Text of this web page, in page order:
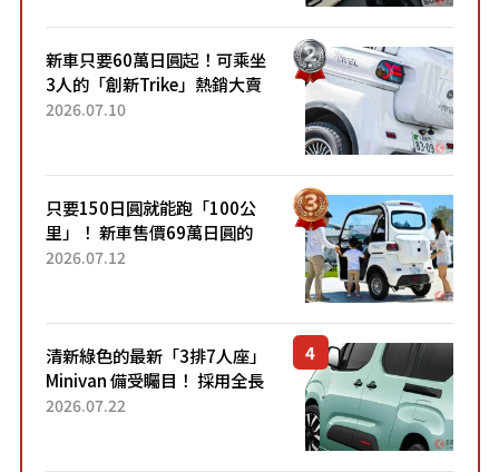
新車只要60萬日圓起！可乘坐
3人的「創新Trike」熱銷大賣
成為人氣車款！「養車成本真
2026.07.10
只要150日圓就能跑「100公
里」！ 新車售價69萬日圓的
「3人座」Trike大受歡迎！ 順
2026.07.12
清新綠色的最新「3排7人座」
Minivan 備受矚目！ 採用全長
4.7公尺剛剛好的車身尺寸與
2026.07.22